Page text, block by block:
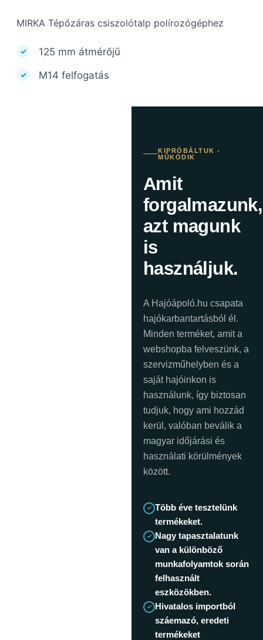
MIRKA Tépőzáras csiszolótalp polírozógéphez
125 mm átmérőjű
M14 felfogatás
KIPRÓBÁLTUK -
MŰKÖDIK
Amit
forgalmazunk,
azt magunk
is
használjuk.
A Hajóápoló.hu csapata
hajókarbantartásból él.
Minden terméket, amit a
webshopba felveszünk, a
szervizműhelyben és a
saját hajóinkon is
használunk, így biztosan
tudjuk, hogy ami hozzád
kerül, valóban beválik a
magyar időjárási és
használati körülmények
között.
Több éve tesztelünk
termékeket.
Nagy tapasztalatunk
van a különböző
munkafolyamtok során
felhasznált
eszközökben.
Hivatalos importból
száemazó, eredeti
termékeket